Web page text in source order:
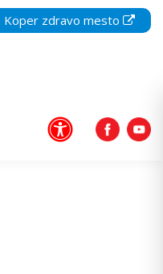
Koper zdravo mesto